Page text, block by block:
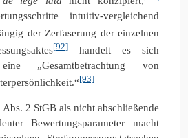
intuitiv-vergleichend
der Zerfaserung der einzelnen
[92] handelt es sich
„Gesamtbetrachtung von
[93]
2 StGB als nicht abschließende
Bewertungsparameter macht